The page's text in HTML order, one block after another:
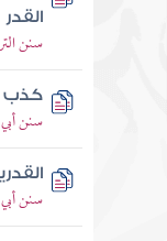
القدر
سنن
كذب
سنن
سنن